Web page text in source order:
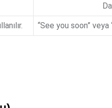
“See you soon”